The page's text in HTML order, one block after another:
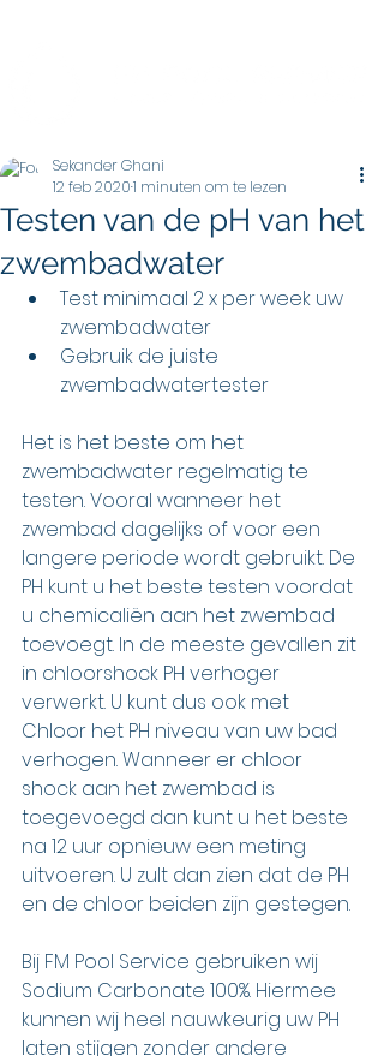
Testen van de pH van het
zwembadwater
Sekander Ghani
12 feb 20201 minuten om te lezen
Test minimaal 2 x per week uw
zwembadwater
Gebruik de juiste
zwembadwatertester
Het is het beste om het
zwembadwater regelmatig te
testen. Vooral wanneer het
zwembad dagelijks of voor een
langere periode wordt gebruikt. De
PH kunt u het beste testen voordat
u chemicaliën aan het zwembad
toevoegt. In de meeste gevallen zit
in chloorshock PH verhoger
verwerkt. U kunt dus ook met
Chloor het PH niveau van uw bad
verhogen. Wanneer er chloor
shock aan het zwembad is
toegevoegd dan kunt u het beste
na 12 uur opnieuw een meting
uitvoeren. U zult dan zien dat de PH
en de chloor beiden zijn gestegen.
Bij FM Pool Service gebruiken wij
Sodium Carbonate 100%. Hiermee
kunnen wij heel nauwkeurig uw PH
laten stijgen zonder andere